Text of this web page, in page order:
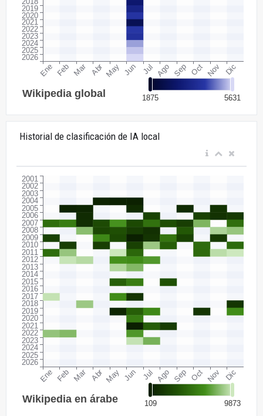
Historial de clasificación de IA local